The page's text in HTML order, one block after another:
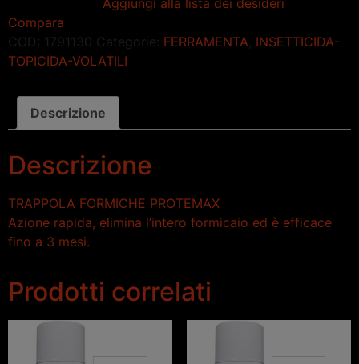
Compara
COD: 1791130 Categorie: FERRAMENTA INSETTICIDA-
TOPICIDA-VOLATILI
Descrizione
Descrizione
TRAPPOLA FORMICHE PROTEMAX
Azione rapida, elimina l’intero formicaio ed è efficace
fino a 3 mesi.
Prodotti correlati